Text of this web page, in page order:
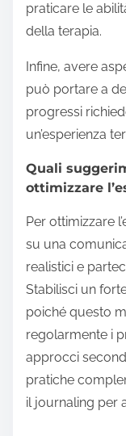
praticare le
della terapia.
Infine, avere
può portare a
progressi
un’esperienza
Quali
ottimizzare
Per ottimizzare
su una
realistici e
Stabilisci un
poiché questo
regolarmente i
approcci
pratiche
il journaling per